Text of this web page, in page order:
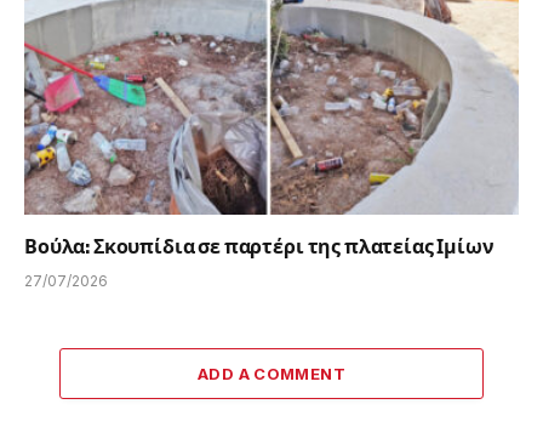
Βούλα: Σκουπίδια σε παρτέρι της πλατείας Ιμίων
27/07/2026
ADD A COMMENT